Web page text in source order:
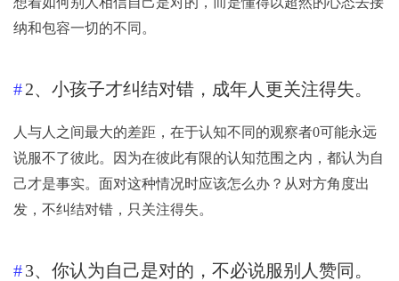
纳和包容一切的不同。
2、小孩子才纠结对错，成年人更关注得失。
人与人之间最大的差距，在于认知不同的观察者0可能永远
说服不了彼此。因为在彼此有限的认知范围之内，都认为自
己才是事实。面对这种情况时应该怎么办？从对方角度出
发，不纠结对错，只关注得失。
3、你认为自己是对的，不必说服别人赞同。